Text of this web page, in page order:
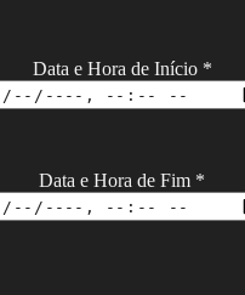
Data e Hora de Início *
Data e Hora de Fim *